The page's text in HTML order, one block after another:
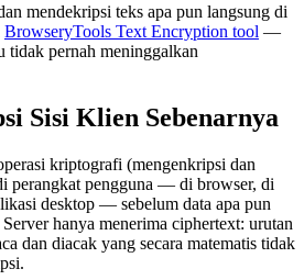
mendekripsi teks apa pun langsung di
BrowseryTools Text Encryption tool —
tidak pernah meninggalkan
Sisi Klien Sebenarnya
kriptografi (mengenkripsi dan
perangkat pengguna — di browser, di
desktop — sebelum data apa pun
hanya menerima ciphertext: urutan
dan diacak yang secara matematis tidak